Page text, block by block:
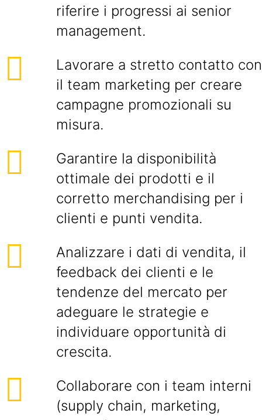
riferire i progressi ai senior
management.
Lavorare a stretto contatto con
il team marketing per creare
campagne promozionali su
misura.
Garantire la disponibilità
ottimale dei prodotti e il
corretto merchandising per i
clienti e punti vendita.
Analizzare i dati di vendita, il
feedback dei clienti e le
tendenze del mercato per
adeguare le strategie e
individuare opportunità di
crescita.
Collaborare con i team interni
(supply chain, marketing,